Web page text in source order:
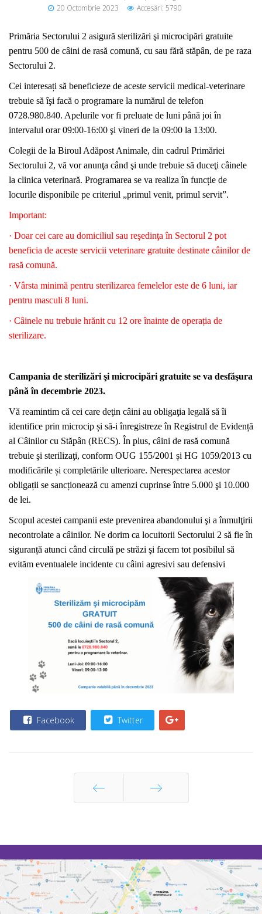
20 Octombrie 2023
Accesări: 5790
Primăria Sectorului 2 asigură sterilizări şi microcipări gratuite
pentru 500 de câini de rasă comună, cu sau fără stăpân, de pe raza
Sectorului 2.
Cei interesați să beneficieze de aceste servicii medical-veterinare
trebuie să îşi facă o programare la numărul de telefon
0728.980.840. Apelurile vor fi preluate de luni până joi în
intervalul orar 09:00-16:00 şi vineri de la 09:00 la 13:00.
Colegii de la Biroul Adăpost Animale, din cadrul Primăriei
Sectorului 2, vă vor anunţa când şi unde trebuie să duceţi câinele
la clinica veterinară. Programarea se va realiza în funcție de
locurile disponibile pe criteriul „primul venit, primul servit”.
Important:
· Doar cei care au domiciliul sau reşedinţa în Sectorul 2 pot
beneficia de aceste servicii veterinare gratuite destinate câinilor de
rasă comună.
· Vârsta minimă pentru sterilizarea femelelor este de 6 luni, iar
pentru masculi 8 luni.
· Câinele nu trebuie hrănit cu 12 ore înainte de operația de
sterilizare.
Campania de sterilizări şi microcipări gratuite se va desfăşura
până în decembrie 2023.
Vă reamintim că cei care deţin câini au obligaţia legală să îi
identifice prin microcip și să-i înregistreze în Registrul de Evidență
al Câinilor cu Stăpân (RECS). În plus, câini de rasă comună
trebuie şi sterilizaţi, conform OUG 155/2001 și HG 1059/2013 cu
modificările și completările ulterioare. Nerespectarea acestor
obligații se sancționează cu amenzi cuprinse între 5.000 şi 10.000
de lei.
Scopul acestei campanii este prevenirea abandonului şi a înmulţirii
necontrolate a câinilor. Ne dorim ca locuitorii Sectorului 2 să fie în
siguranță atunci când circulă pe străzi şi facem tot posibilul să
evităm eventualele incidente cu câini agresivi sau defensivi
Facebook Twitter